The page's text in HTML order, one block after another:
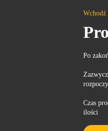
Wchodź
Po
Czas
ilości